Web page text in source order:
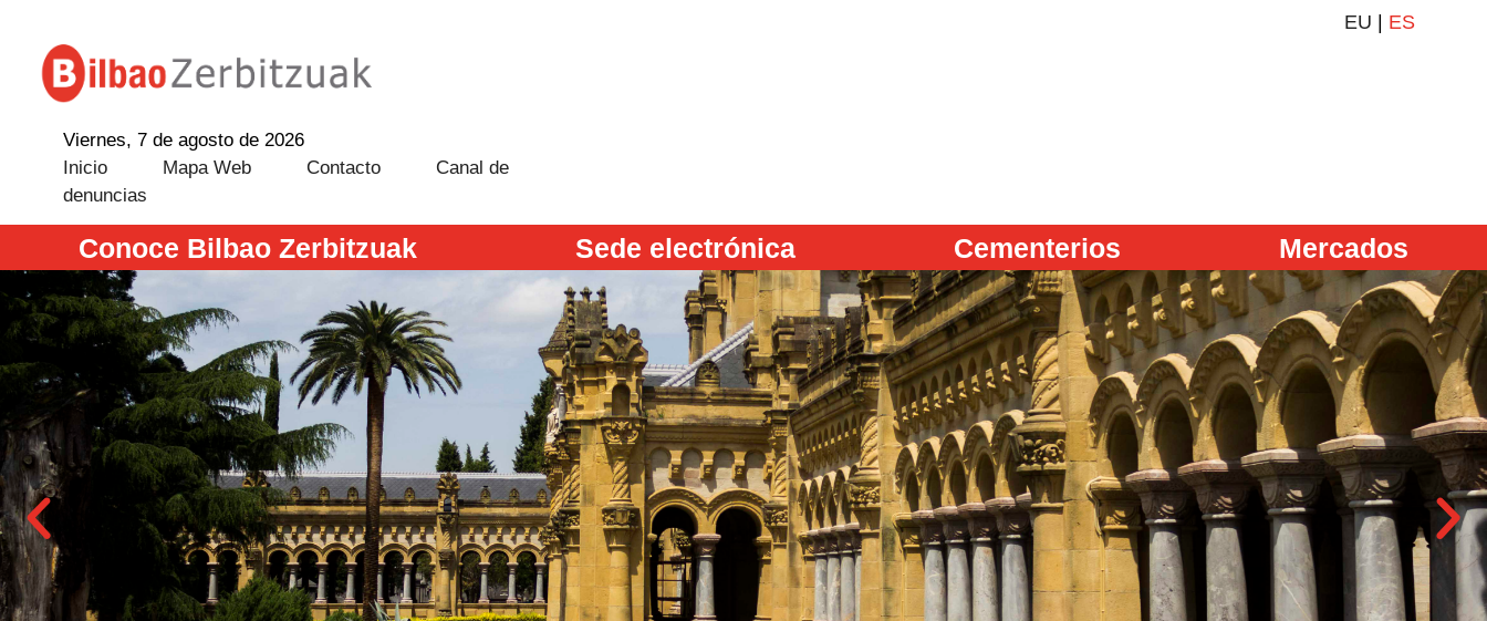
EU ES
Viernes, 7 de agosto de 2026
Inicio Mapa Web Contacto
Canal de
denuncias
Conoce Bilbao Zerbitzuak Sede electrónica Cementerios Mercados